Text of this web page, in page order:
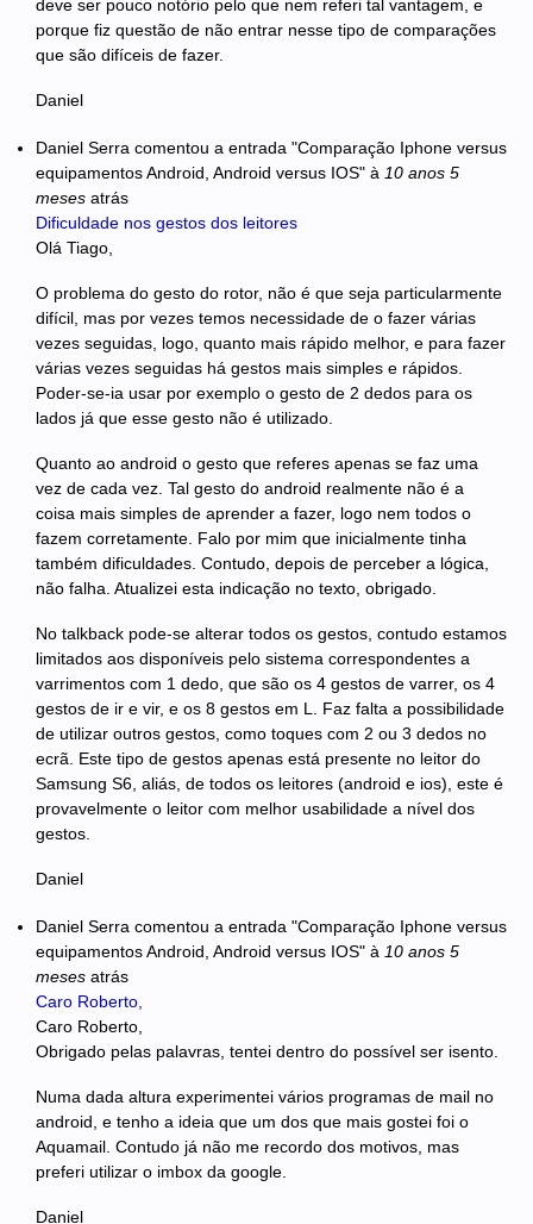
deve ser pouco notório pelo que nem referi tal vantagem, e
porque fiz questão de não entrar nesse tipo de comparações
que são difíceis de fazer.
Daniel
Daniel Serra comentou a entrada "Comparação Iphone versus
equipamentos Android, Android versus IOS" à 10 anos 5
meses atrás
Dificuldade nos gestos dos leitores
Olá Tiago,
O problema do gesto do rotor, não é que seja particularmente
difícil, mas por vezes temos necessidade de o fazer várias
vezes seguidas, logo, quanto mais rápido melhor, e para fazer
várias vezes seguidas há gestos mais simples e rápidos.
Poder-se-ia usar por exemplo o gesto de 2 dedos para os
lados já que esse gesto não é utilizado.
Quanto ao android o gesto que referes apenas se faz uma
vez de cada vez. Tal gesto do android realmente não é a
coisa mais simples de aprender a fazer, logo nem todos o
fazem corretamente. Falo por mim que inicialmente tinha
também dificuldades. Contudo, depois de perceber a lógica,
não falha. Atualizei esta indicação no texto, obrigado.
No talkback pode-se alterar todos os gestos, contudo estamos
limitados aos disponíveis pelo sistema correspondentes a
varrimentos com 1 dedo, que são os 4 gestos de varrer, os 4
gestos de ir e vir, e os 8 gestos em L. Faz falta a possibilidade
de utilizar outros gestos, como toques com 2 ou 3 dedos no
ecrã. Este tipo de gestos apenas está presente no leitor do
Samsung S6, aliás, de todos os leitores (android e ios), este é
provavelmente o leitor com melhor usabilidade a nível dos
gestos.
Daniel
Daniel Serra comentou a entrada "Comparação Iphone versus
equipamentos Android, Android versus IOS" à 10 anos 5
meses atrás
Caro Roberto,
Caro Roberto,
Obrigado pelas palavras, tentei dentro do possível ser isento.
Numa dada altura experimentei vários programas de mail no
android, e tenho a ideia que um dos que mais gostei foi o
Aquamail. Contudo já não me recordo dos motivos, mas
preferi utilizar o imbox da google.
Daniel